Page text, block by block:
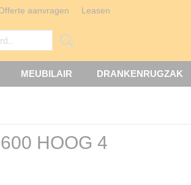
aanvragen Leasen
MEUBILAIR DRANKENRUGZAK
HOOG 4